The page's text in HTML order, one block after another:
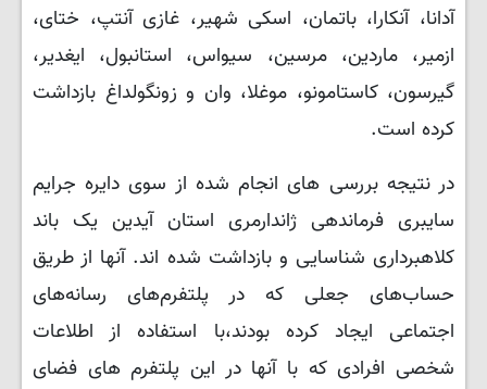
آدانا، آنکارا، باتمان، اسکی شهیر، غازی آنتپ، ختای،
ازمیر، ماردین، مرسین، سیواس، استانبول، ایغدیر،
گیرسون، کاستامونو، موغلا، وان و زونگولداغ بازداشت
کرده است.
در نتیجه بررسی های انجام شده از سوی دایره جرایم
سایبری فرماندهی ژاندارمری استان آیدین یک باند
کلاهبرداری شناسایی و بازداشت شده اند. آنها از طریق
حساب‌های جعلی که در پلتفرم‌های رسانه‌های
اجتماعی ایجاد کرده بودند،با استفاده از اطلاعات
شخصی افرادی که با آنها در این پلتفرم های فضای